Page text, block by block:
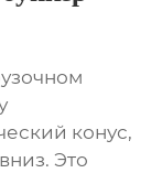
конус,
Это